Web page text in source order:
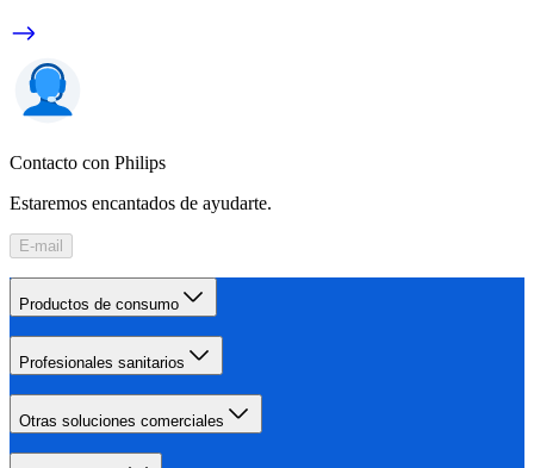
Contacto con Philips
Estaremos encantados de ayudarte.
E-mail
Productos de consumo
Profesionales sanitarios
Otras soluciones comerciales